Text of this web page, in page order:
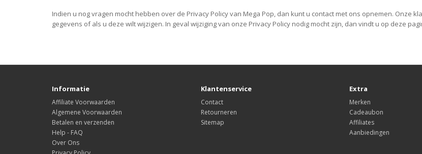
Indien u nog vragen mocht hebben over de Privacy Policy van Mega Pop, dan kunt u contact met ons opnemen. Onze
gegevens of als u deze wilt wijzigen. In geval wijziging van onze Privacy Policy nodig mocht zijn, dan vindt u op deze
Informatie
Affiliate Voorwaarden
Algemene Voorwaarden
Betalen en verzenden
Help - FAQ
Over Ons
Klantenservice
Contact
Retourneren
Sitemap
Extra
Merken
Cadeaubon
Affiliates
Aanbiedingen